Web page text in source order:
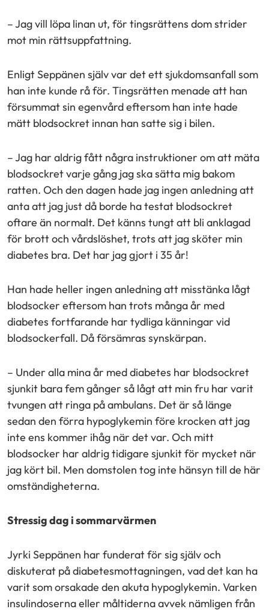
– Jag vill löpa linan ut, för tingsrättens dom strider
mot min rättsuppfattning.
Enligt Seppänen själv var det ett sjukdomsanfall som
han inte kunde rå för. Tingsrätten menade att han
försummat sin egenvård eftersom han inte hade
mätt blodsockret innan han satte sig i bilen.
– Jag har aldrig fått några instruktioner om att mäta
blodsockret varje gång jag ska sätta mig bakom
ratten. Och den dagen hade jag ingen anledning att
anta att jag just då borde ha testat blodsockret
oftare än normalt. Det känns tungt att bli anklagad
för brott och vårdslöshet, trots att jag sköter min
diabetes bra. Det har jag gjort i 35 år!
Han hade heller ingen anledning att misstänka lågt
blodsocker eftersom han trots många år med
diabetes fortfarande har tydliga känningar vid
blodsockerfall. Då försämras synskärpan.
– Under alla mina år med diabetes har blodsockret
sjunkit bara fem gånger så lågt att min fru har varit
tvungen att ringa på ambulans. Det är så länge
sedan den förra hypoglykemin före krocken att jag
inte ens kommer ihåg när det var. Och mitt
blodsocker har aldrig tidigare sjunkit för mycket när
jag kört bil. Men domstolen tog inte hänsyn till de här
omständigheterna.
Stressig dag i sommarvärmen
Jyrki Seppänen har funderat för sig själv och
diskuterat på diabetesmottagningen, vad det kan ha
varit som orsakade den akuta hypoglykemin. Varken
insulindoserna eller måltiderna avvek nämligen från